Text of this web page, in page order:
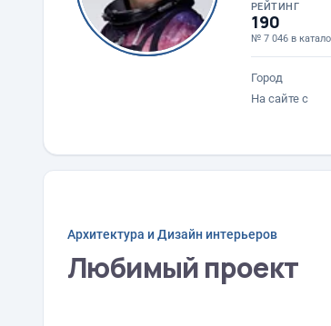
РЕЙТИНГ
190
№ 7 046 в
Город
На сайте с
Архитектура и Дизайн интерьеров
Любимый проект